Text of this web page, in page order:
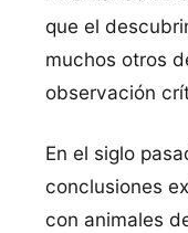
que el
muchos otros
observación
En el siglo
conclusiones
con animales